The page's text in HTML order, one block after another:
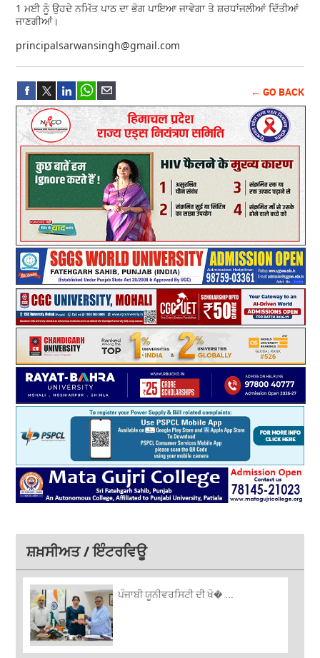
1 ਮਈ ਨੂੰ ਉਹਦੇ ਨਮਿੱਤ ਪਾਠ ਦਾ ਭੋਗ ਪਾਇਆ ਜਾਵੇਗਾ ਤੇ ਸ਼ਰਧਾਂਜਲੀਆਂ ਦਿੱਤੀਆਂ
ਜਾਣਗੀਆਂ।
principalsarwansingh@gmail.com
← GO BACK
ਸ਼ਖ਼ਸੀਅਤ / ਇੰਟਰਵਿਊ
ਪੰਜਾਬੀ ਯੂਨੀਵਰਸਿਟੀ ਦੀ ਖੋ� ...